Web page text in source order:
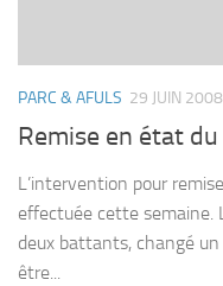
PARC & AFULS 29 JUIN 2008
Remise en état
L’intervention pour
effectuée cette semaine.
deux battants, changé
être...